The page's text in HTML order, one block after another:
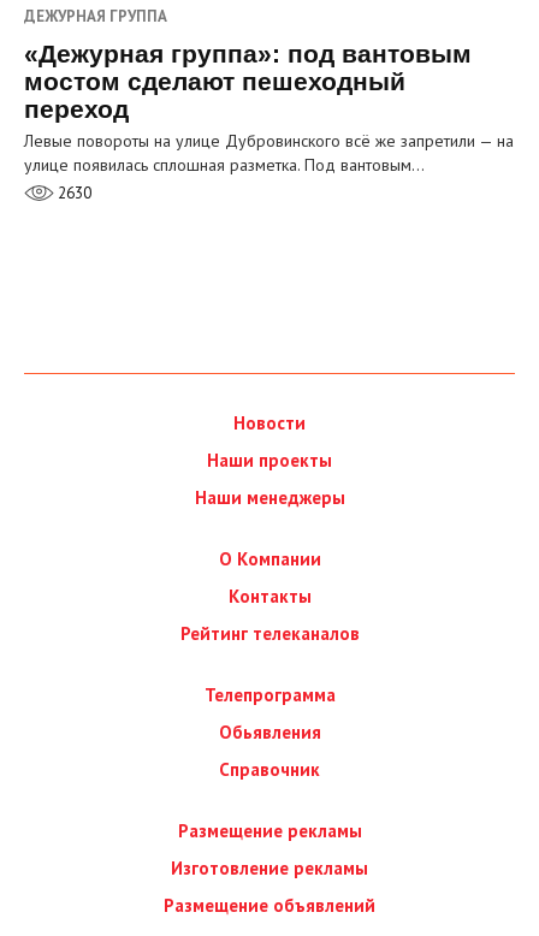
ДЕЖУРНАЯ ГРУППА
«Дежурная группа»: под вантовым
мостом сделают пешеходный
переход
Левые повороты на улице Дубровинского всё же запретили — на
улице появилась сплошная разметка. Под вантовым…
2630
Новости
Наши проекты
Наши менеджеры
О Компании
Контакты
Рейтинг телеканалов
Телепрограмма
Обьявления
Справочник
Размещение рекламы
Изготовление рекламы
Размещение объявлений